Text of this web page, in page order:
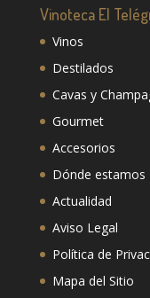
Vinoteca El
Vinos
Destilados
Cavas y
Gourmet
Accesorios
Dónde estamos
Actualidad
Aviso Legal
Política de
Mapa del Sitio